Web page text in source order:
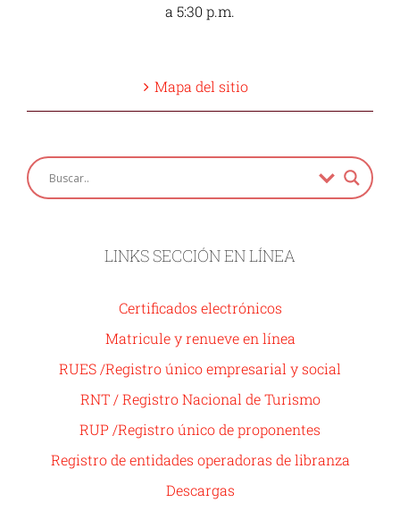
a 5:30 p.m.
Mapa del sitio
LINKS SECCIÓN EN LÍNEA
Certificados electrónicos
Matricule y renueve en línea
RUES /Registro único empresarial y social
RNT / Registro Nacional de Turismo
RUP /Registro único de proponentes
Registro de entidades operadoras de libranza
Descargas